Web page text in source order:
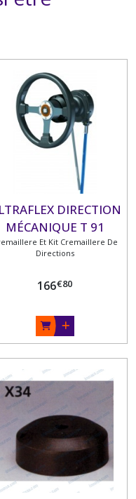
DIRECTION
MÉCANIQUE T 91
Et Kit Cremaillere De
Directions
166€80